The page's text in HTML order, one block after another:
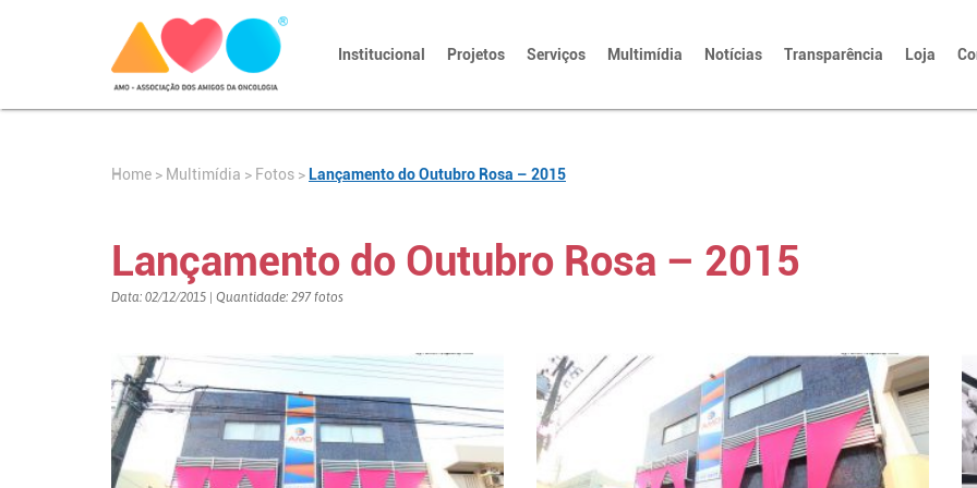
Institucional Projetos Serviços Multimídia Notícias Transparência Loja
Home > Multimídia > Fotos > Lançamento do Outubro Rosa – 2015
Lançamento do Outubro Rosa – 2015
Data: 02/12/2015 | Quantidade: 297 fotos